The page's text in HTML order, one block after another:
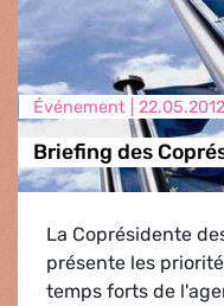
Événement | 22.05.2012
Briefing des
La Coprésidente
présente les
temps forts de